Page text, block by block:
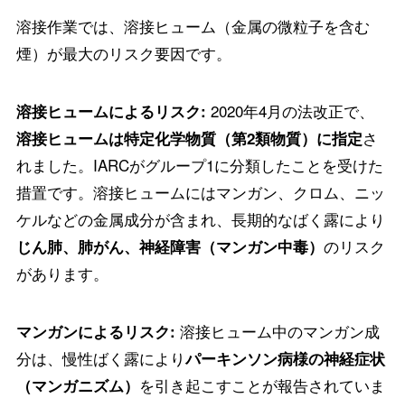
溶接作業では、溶接ヒューム（金属の微粒子を含む
煙）が最大のリスク要因です。
溶接ヒュームによるリスク: 2020年4月の法改正で、
溶接ヒュームは特定化学物質（第2類物質）に指定さ
れました。IARCがグループ1に分類したことを受けた
措置です。溶接ヒュームにはマンガン、クロム、ニッ
ケルなどの金属成分が含まれ、長期的なばく露により
じん肺、肺がん、神経障害（マンガン中毒） のリスク
があります。
マンガンによるリスク: 溶接ヒューム中のマンガン成
分は、慢性ばく露によりパーキンソン病様の神経症状
（マンガニズム） を引き起こすことが報告されていま